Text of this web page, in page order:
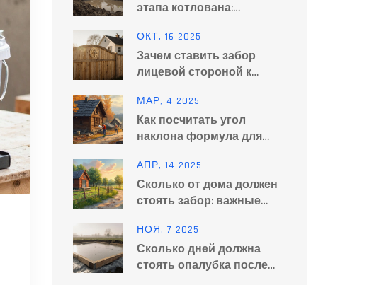
этапа котлована:
этапам
ОКТ, 16 2025
Зачем ставить забор
лицевой стороной к
рекомендации
МАР, 4 2025
Как посчитать угол
наклона формула для
АПР, 14 2025
Сколько от дома должен
стоять забор: важные
НОЯ, 7 2025
Сколько дней должна
стоять опалубка после